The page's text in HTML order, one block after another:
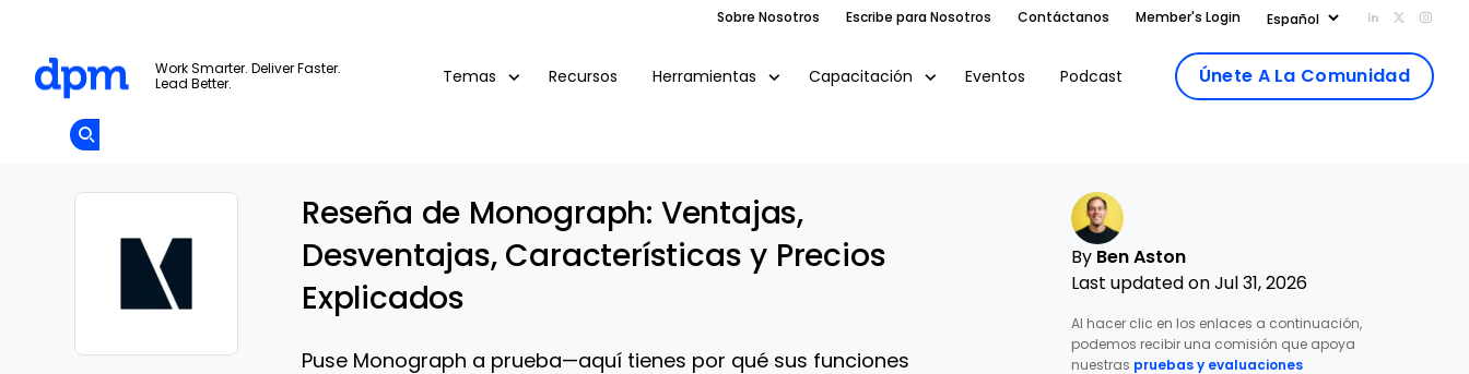
Skip to main content
Sobre Nosotros Escribe para Nosotros Contáctanos Member's Login Add us on
Follow
Work Smarter. Deliver Faster.
Lead Better.
Temas Recursos Herramientas Capacitación Eventos Podcast Únete A La Comunidad
Add as
Reseña de Monograph: Ventajas,
Desventajas, Características y Precios
Explicados
Puse Monograph a prueba—aquí tienes por qué sus funciones
By Ben Aston
Last updated on Jul 31, 2026
Al hacer clic en los enlaces a continuación,
podemos recibir una comisión que apoya
nuestras pruebas y evaluaciones